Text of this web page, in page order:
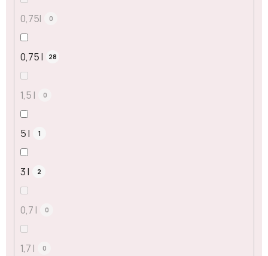
0,75l 0
0,75 l 28
1,5 l 0
5 l 1
3 l 2
0,7 l 0
1,7 l 0